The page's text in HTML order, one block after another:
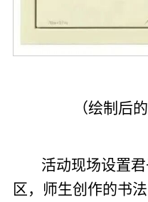
（绘制后
活动现场设置
区，师生创作的书